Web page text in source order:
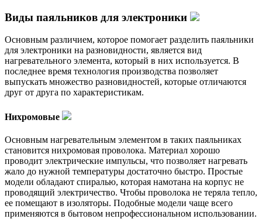
Виды паяльников для электроники
Основным различием, которое помогает разделить паяльники
для электроники на разновидности, является вид
нагревательного элемента, который в них используется. В
последнее время технология производства позволяет
выпускать множество разновидностей, которые отличаются
друг от друга по характеристикам.
Нихромовые
Основным нагревательным элементом в таких паяльниках
становится нихромовая проволока. Материал хорошо
проводит электрические импульсы, что позволяет нагревать
жало до нужной температуры достаточно быстро. Простые
модели обладают спиралью, которая намотана на корпус не
проводящий электричество. Чтобы проволока не теряла тепло,
ее помещают в изоляторы. Подобные модели чаще всего
применяются в бытовом непрофессиональном использовании.